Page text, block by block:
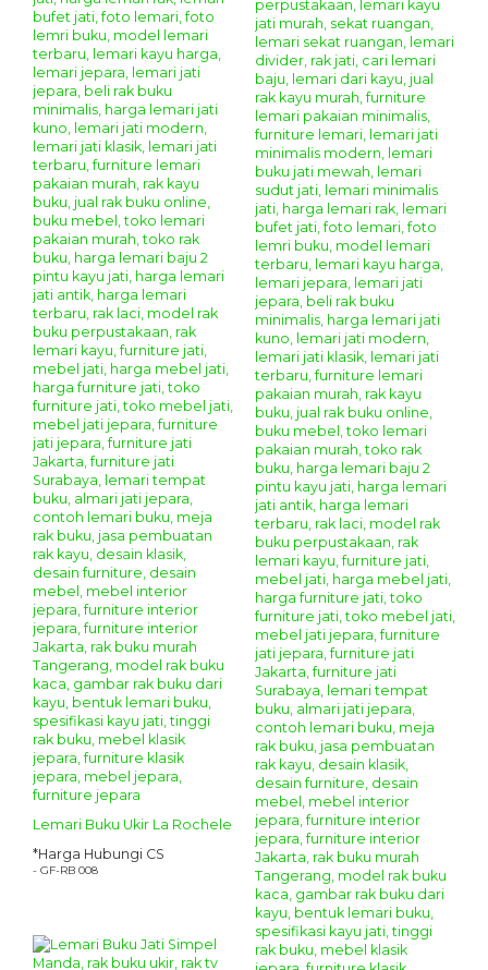
Lemari Buku Ukir La Rochele
*Harga Hubungi CS
- GF-RB 008